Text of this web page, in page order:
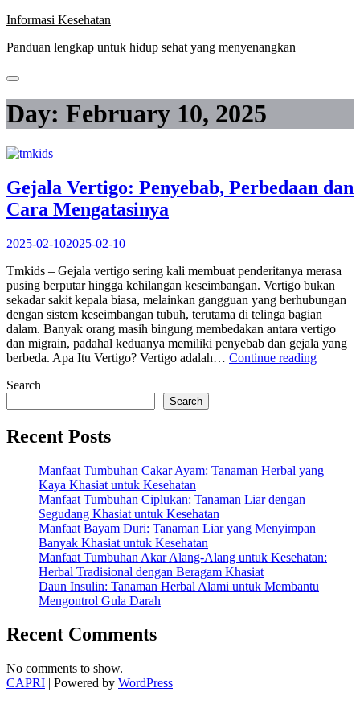
Skip
content
Informasi Kesehatan
Panduan lengkap untuk hidup sehat yang menyenangkan
Day: February 10, 2025
Gejala Vertigo: Penyebab, Perbedaan dan
Cara Mengatasinya
2025-02-102025-02-10
Tmkids – Gejala vertigo sering kali membuat penderitanya merasa
pusing berputar hingga kehilangan keseimbangan. Vertigo bukan
sekadar sakit kepala biasa, melainkan gangguan yang berhubungan
dengan sistem keseimbangan tubuh, terutama di telinga bagian
dalam. Banyak orang masih bingung membedakan antara vertigo
dan migrain, padahal keduanya memiliki penyebab dan gejala yang
berbeda. Apa Itu Vertigo? Vertigo adalah… Continue reading“Gejala
Search
Search
Recent Posts
Manfaat Tumbuhan Cakar Ayam: Tanaman Herbal yang
Kaya Khasiat untuk Kesehatan
Manfaat Tumbuhan Ciplukan: Tanaman Liar dengan
Segudang Khasiat untuk Kesehatan
Manfaat Bayam Duri: Tanaman Liar yang Menyimpan
Banyak Khasiat untuk Kesehatan
Manfaat Tumbuhan Akar Alang-Alang untuk Kesehatan:
Herbal Tradisional dengan Beragam Khasiat
Daun Insulin: Tanaman Herbal Alami untuk Membantu
Mengontrol Gula Darah
Recent Comments
No comments to show.
CAPRI | Powered by WordPress